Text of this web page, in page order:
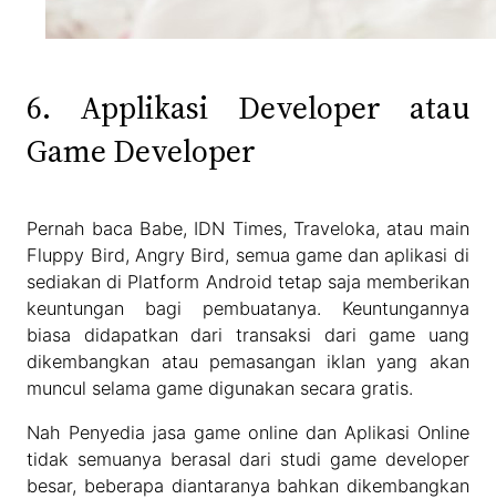
6. Applikasi Developer atau
Game Developer
Pernah baca Babe, IDN Times, Traveloka, atau main
Fluppy Bird, Angry Bird, semua game dan aplikasi di
sediakan di Platform Android tetap saja memberikan
keuntungan bagi pembuatanya. Keuntungannya
biasa didapatkan dari transaksi dari game uang
dikembangkan atau pemasangan iklan yang akan
muncul selama game digunakan secara gratis.
Nah Penyedia jasa game online dan Aplikasi Online
tidak semuanya berasal dari studi game developer
besar, beberapa diantaranya bahkan dikembangkan